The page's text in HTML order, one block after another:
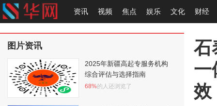
资讯 视频 焦点 娱乐 文化 财经
石
一
效
图片资讯
2025年新疆高起专服务机构
综合评估与选择指南
68%的人还浏览了